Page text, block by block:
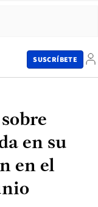
SUSCRÍBETE
en su
en el